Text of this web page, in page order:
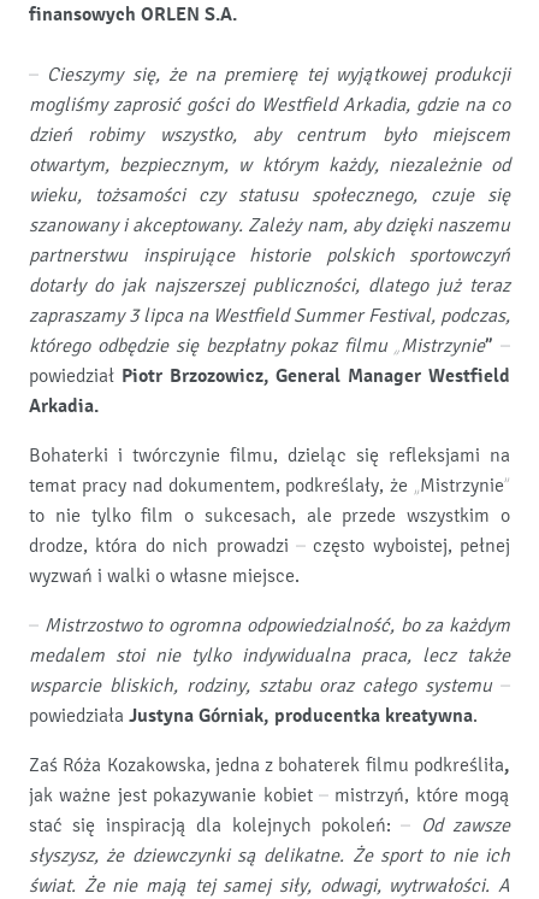
finansowych ORLEN S.A.
– Cieszymy się, że na premierę tej wyjątkowej produkcji
mogliśmy zaprosić gości do Westfield Arkadia, gdzie na co
dzień robimy wszystko, aby centrum było miejscem
otwartym, bezpiecznym, w którym każdy, niezależnie od
wieku, tożsamości czy statusu społecznego, czuje się
szanowany i akceptowany. Zależy nam, aby dzięki naszemu
partnerstwu inspirujące historie polskich sportowczyń
dotarły do jak najszerszej publiczności, dlatego już teraz
zapraszamy 3 lipca na Westfield Summer Festival, podczas,
którego odbędzie się bezpłatny pokaz filmu „Mistrzynie”–
powiedział Piotr Brzozowicz, General Manager Westfield
Arkadia.
Bohaterki i twórczynie filmu, dzieląc się refleksjami na
temat pracy nad dokumentem, podkreślały, że „Mistrzynie”
to nie tylko film o sukcesach, ale przede wszystkim o
drodze, która do nich prowadzi – często wyboistej, pełnej
wyzwań i walki o własne miejsce.
– Mistrzostwo to ogromna odpowiedzialność, bo za każdym
medalem stoi nie tylko indywidualna praca, lecz także
wsparcie bliskich, rodziny, sztabu oraz całego systemu –
powiedziała Justyna Górniak, producentka kreatywna.
Zaś Róża Kozakowska, jedna z bohaterek filmu podkreśliła,
jak ważne jest pokazywanie kobiet – mistrzyń, które mogą
stać się inspiracją dla kolejnych pokoleń: – Od zawsze
słyszysz, że dziewczynki są delikatne. Że sport to nie ich
świat. Że nie mają tej samej siły, odwagi, wytrwałości. A